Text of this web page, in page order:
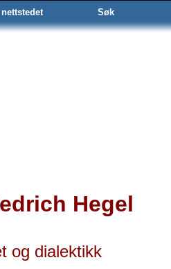
Søk
Hegel
og dialektikk